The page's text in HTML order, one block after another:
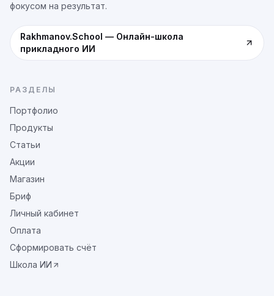
фокусом на результат.
Rakhmanov.School — Онлайн-школа
прикладного ИИ
РАЗДЕЛЫ
Портфолио
Продукты
Статьи
Акции
Магазин
Бриф
Личный кабинет
Оплата
Сформировать счёт
Школа ИИ